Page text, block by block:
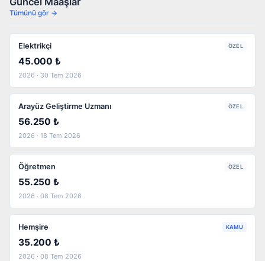
Tümünü gör →
Elektrikçi ÖZEL
45.000 ₺
2026 · 30 Tem 2026
Arayüz Geliştirme Uzmanı ÖZEL
56.250 ₺
2026 · 18 Tem 2026
Öğretmen ÖZEL
55.250 ₺
2026 · 08 Tem 2026
Hemşire KAMU
35.200 ₺
2026 · 08 Tem 2026